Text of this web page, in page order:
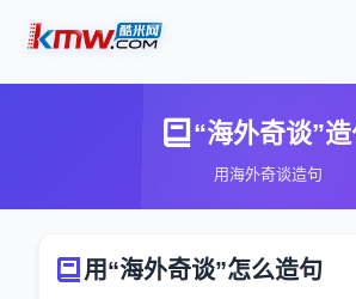
“海外奇谈”
用海外奇谈造句
用“海外奇谈”怎么造句